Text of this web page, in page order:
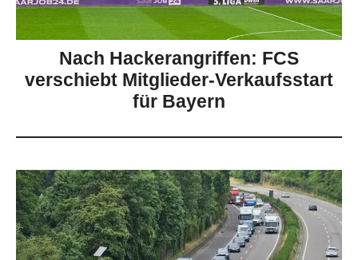
Nach Hackerangriffen: FCS
verschiebt Mitglieder-Verkaufsstart
für Bayern